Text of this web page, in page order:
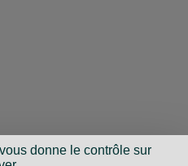
donne le contrôle sur